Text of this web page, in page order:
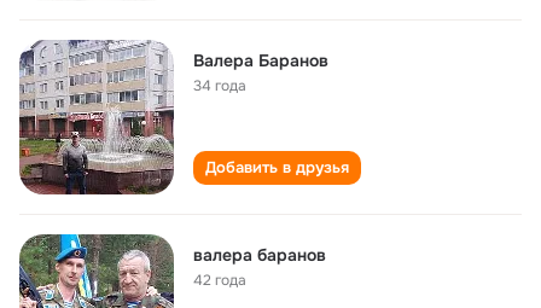
Валера Баранов
34 года
Добавить в друзья
валера баранов
42 года